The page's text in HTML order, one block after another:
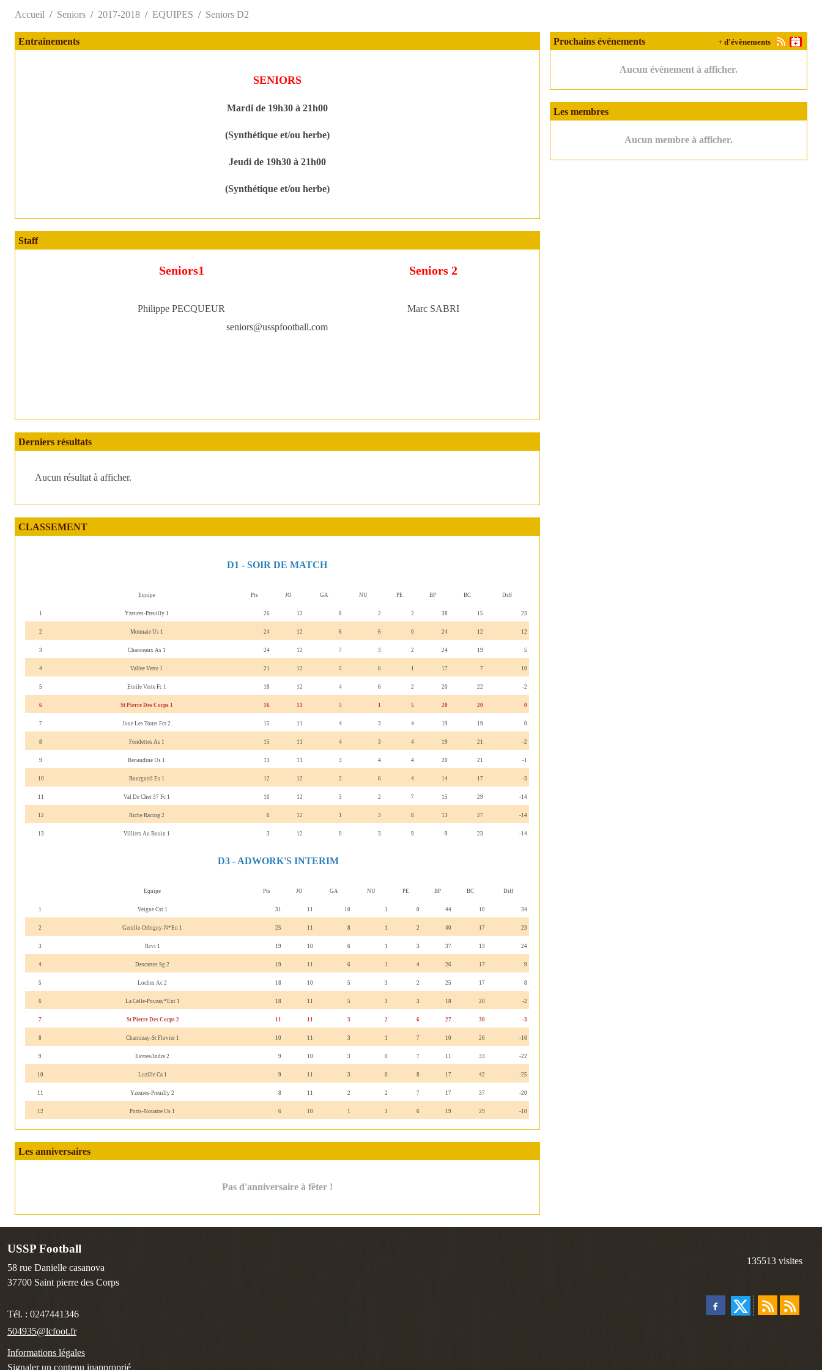
Accueil Seniors 2017-2018 EQUIPES Seniors D2
Entrainements
SENIORS
Mardi de 19h30 à 21h00
(Synthétique et/ou herbe)
Jeudi de 19h30 à 21h00
(Synthétique et/ou herbe)
Staff
Seniors1 Seniors 2
Philippe PECQUEUR
Marc SABRI
seniors@usspfootball.com
Derniers résultats
Aucun résultat à afficher.
CLASSEMENT
D1 - SOIR DE MATCH
Equipe Pts JO GA NU PE BP BC Diff
1 Yzeures-Preuilly 1 26 12 8 2 2 38 15 23
2 Monnaie Us 1 24 12 6 6 0 24 12 12
3 Chanceaux As 1 24 12 7 3 2 24 19 5
4 Vallee Verte 1 21 12 5 6 1 17 7 10
5 Etoile Verte Fc 1 18 12 4 6 2 20 22 -2
6 St Pierre Des Corps 1 16 11 5 1 5 20 20 0
7 Joue Les Tours Fct 2 15 11 4 3 4 19 19 0
8 Fondettes As 1 15 11 4 3 4 19 21 -2
9 Renaudine Us 1 13 11 3 4 4 20 21 -1
10 Bourgueil Es 1 12 12 2 6 4 14 17 -3
11 Val De Cher 37 Fc 1 10 12 3 2 7 15 29 -14
12 Riche Racing 2 6 12 1 3 8 13 27 -14
13 Villiers Au Bouin 1 3 12 0 3 9 9 23 -14
D3 - ADWORK'S INTERIM
Equipe Pts JO GA NU PE BP BC Diff
1 Veigne Cst 1 31 11 10 1 0 44 10 34
2 Genille-Orbigny-N*En 1 25 11 8 1 2 40 17 23
3 Rcvi 1 19 10 6 1 3 37 13 24
4 Descartes Sg 2 19 11 6 1 4 26 17 9
5 Loches Ac 2 18 10 5 3 2 25 17 8
6 La Celle-Pouzay*Ent 1 18 11 5 3 3 18 20 -2
7 St Pierre Des Corps 2 11 11 3 2 6 27 30 -3
8 Charnizay-St Flovier 1 10 11 3 1 7 10 26 -16
9 Esvres/Indre 2 9 10 3 0 7 11 33 -22
10 Luzille Ca 1 9 11 3 0 8 17 42 -25
11 Yzeures-Preuilly 2 8 11 2 2 7 17 37 -20
12 Ports-Nouatre Us 1 6 10 1 3 6 19 29 -10
Les anniversaires
Pas d'anniversaire à fêter !
Prochains événements
Aucun évènement à afficher.
+ d'évènements
Les membres
Aucun membre à afficher.
USSP Football
58 rue Danielle casanova
37700 Saint pierre des Corps
Tél. : 0247441346
504935@lcfoot.fr
Informations légales
Signaler un contenu inapproprié
135513 visites